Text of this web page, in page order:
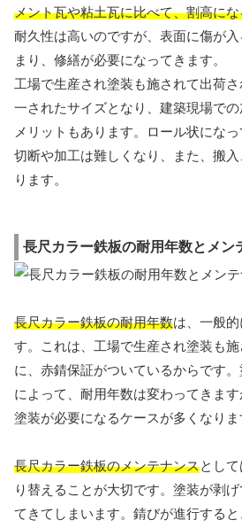
メント瓦や粘土瓦に比べて、割高に
耐久性は高いのですが、表面に傷が
まり、修繕が必要になってきます。
工場で生産され塗装も施されて出荷
一されたサイズとなり、建築現場で
メリットもあります。ロール状にな
切断や加工は難しくなり、また、搬
ります。
長尺カラー鉄板の耐用年数とメン
長尺カラー鉄板の耐用年数は、一般
す。これは、工場で生産され塗装も
に、赤錆保証がついているからです
によって、耐用年数は変わってきま
塗装が必要になるケースが多くなりま
長尺カラー鉄板のメンテナンスとし
り替えることが大切です。塗装が剥
てきてしまいます。錆びが進行する